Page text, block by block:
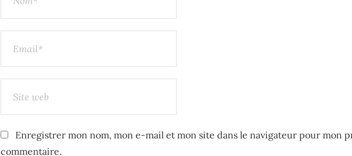
Enregistrer mon nom, mon e-mail et mon site dans le navigateur pour mon
commentaire.